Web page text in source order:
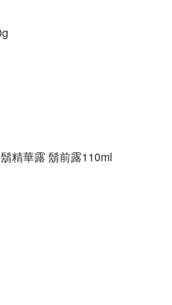
精華露 鬍前露110ml